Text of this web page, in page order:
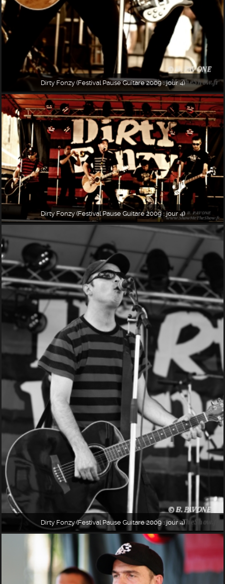
Dirty Fonzy (Festival Pause Guitare 2009 : jour 4)
Dirty Fonzy (Festival Pause Guitare 2009 : jour 4)
Dirty Fonzy (Festival Pause Guitare 2009 : jour 4)